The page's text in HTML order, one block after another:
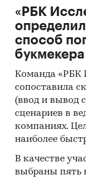
«РБК
способ
Команда «РБК
сопоставила
(ввод и вывод
сценариев в
компаниях.
наиболее
В качестве
выбраны пять